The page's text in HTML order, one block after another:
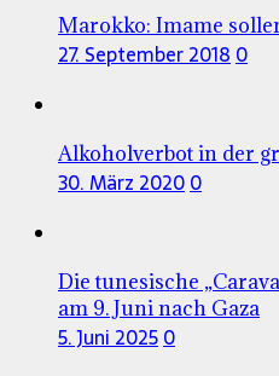
Marokko: Imame
27. September 2018 0
Alkoholverbot in der
30. März 20200
Die tunesische
am 9. Juni nach Gaza
5. Juni 20250